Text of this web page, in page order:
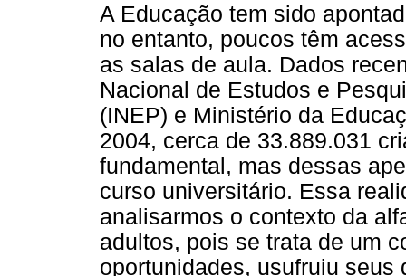
A Educação tem sido
no entanto, poucos têm
as salas de aula. Dados
Nacional de Estudos e
(INEP) e Ministério da
2004, cerca de 33.889.031
fundamental, mas dessas
curso universitário. Essa
analisarmos o contexto da
adultos, pois se trata de um
oportunidades, usufruiu